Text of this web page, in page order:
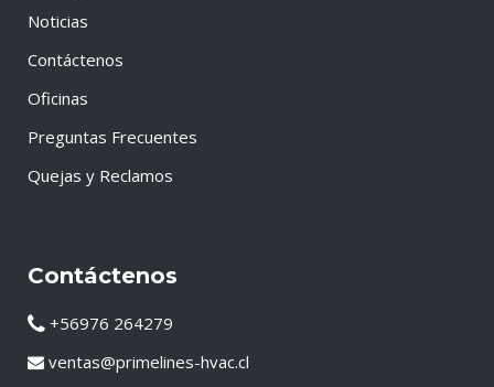
Noticias
Contáctenos
Oficinas
Preguntas Frecuentes
Quejas y Reclamos
Contáctenos
+56976 264279
ventas@primelines-hvac.cl